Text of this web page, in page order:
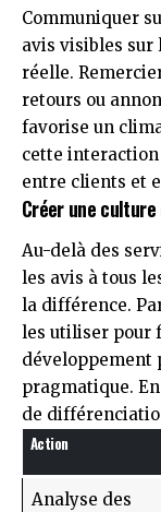
Communiquer
avis visibles sur
réelle.
retours ou
favorise un
cette
entre clients et
Créer une
Au-delà des
les avis à tous
la différence.
les utiliser pour
développement
pragmatique.
de
Action
Analyse des